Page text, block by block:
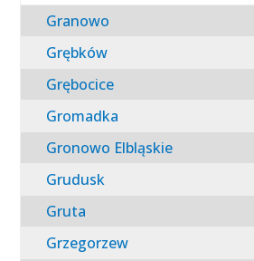
Granowo
Grębków
Grębocice
Gromadka
Gronowo Elbląskie
Grudusk
Gruta
Grzegorzew